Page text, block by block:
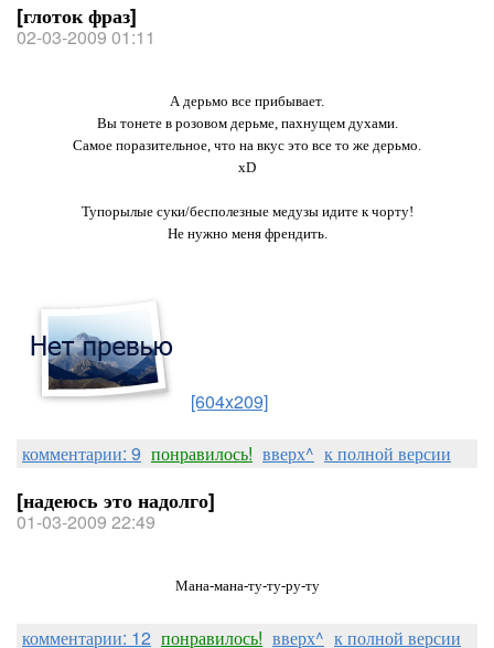
[глоток фраз]
02-03-2009 01:11
А дерьмо все прибывает.
Вы тонете в розовом дерьме, пахнущем духами.
Самое поразительное, что на вкус это все то же дерьмо.
xD
Тупорылые суки/бесполезные медузы идите к чорту!
Не нужно меня френдить.
[604x209]
комментарии: 9 понравилось! вверх^ к полной версии
[надеюсь это надолго]
01-03-2009 22:49
Мана-мана-ту-ту-ру-ту
комментарии: 12 понравилось! вверх^ к полной версии